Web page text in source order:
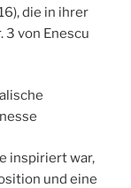
die in ihrer
von Enescu
inspiriert war,
und eine